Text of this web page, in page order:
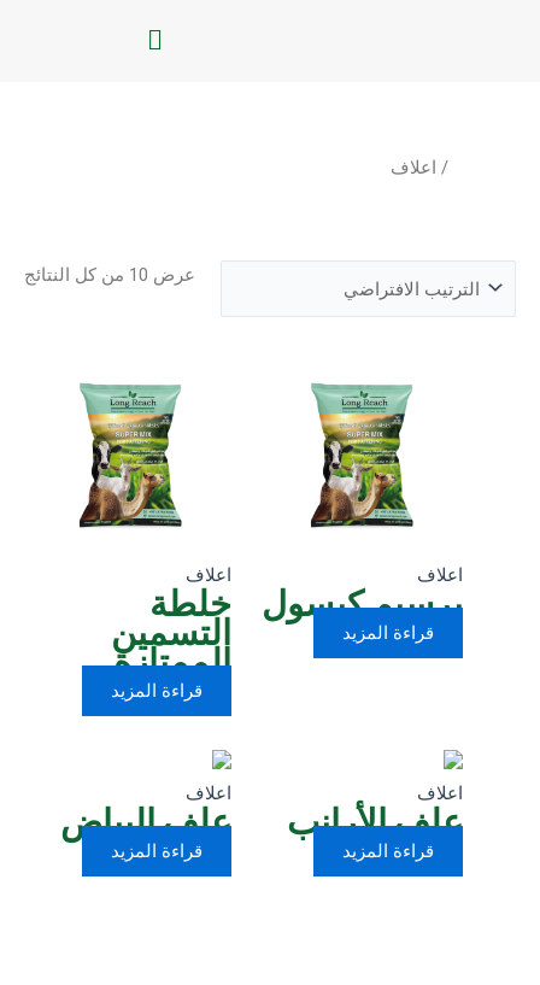
القائمة
/ اعلاف
عرض ⁦10⁩ من كل النتائج
اعلاف
برسيم كبسول
قراءة المزيد
اعلاف
خلطة
التسمين
الممتازة
قراءة المزيد
اعلاف
علف الأرانب
قراءة المزيد
اعلاف
علف البياض
قراءة المزيد